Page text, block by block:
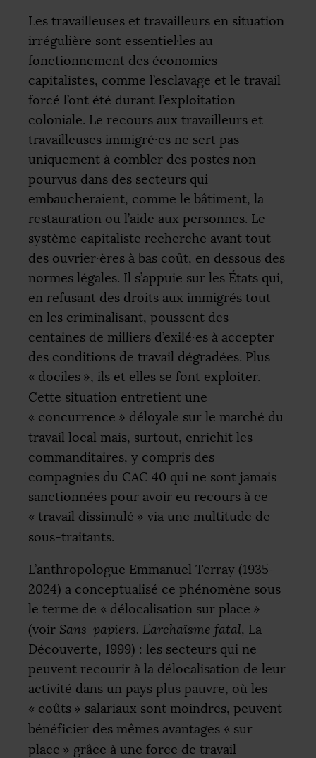
Les travailleuses et travailleurs en situation
irrégulière sont essentiel·les au
fonctionnement des économies
capitalistes, comme l’esclavage et le travail
forcé l’ont été durant l’exploitation
coloniale. Le recours aux travailleurs et
travailleuses immigré·es ne sert pas
uniquement à combler des postes non
pourvus dans des secteurs qui
embaucheraient, comme le bâtiment, la
restauration ou l’aide aux personnes. Le
système capitaliste recherche avant tout
des ouvrier·ères à bas coût, en dessous des
normes légales. Il s’appuie sur les États qui,
en refusant des droits aux immigrés tout
en les criminalisant, poussent des
centaines de milliers d’exilé·es à accepter
des conditions de travail dégradées. Plus
« dociles », ils et elles se font exploiter.
Cette situation entretient une
« concurrence » déloyale sur le marché du
travail local mais, surtout, enrichit les
commanditaires, y compris des
compagnies du CAC 40 qui ne sont jamais
sanctionnées pour avoir eu recours à ce
« travail dissimulé » via une multitude de
sous-traitants.
L’anthropologue Emmanuel Terray (1935-
2024) a conceptualisé ce phénomène sous
le terme de « délocalisation sur place »
(voir Sans-papiers. L’archaïsme fatal, La
Découverte, 1999) : les secteurs qui ne
peuvent recourir à la délocalisation de leur
activité dans un pays plus pauvre, où les
« coûts » salariaux sont moindres, peuvent
bénéficier des mêmes avantages « sur
place » grâce à une force de travail